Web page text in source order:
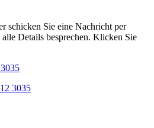
schicken Sie eine Nachricht per
Details besprechen. Klicken Sie
3035